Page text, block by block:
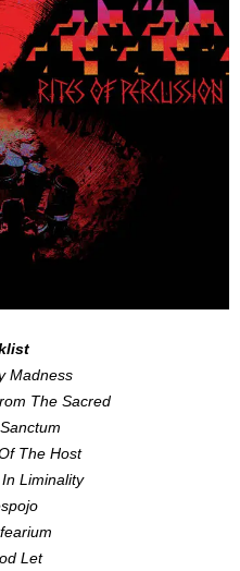
Madness
The Sacred
The Host
Liminality
Let